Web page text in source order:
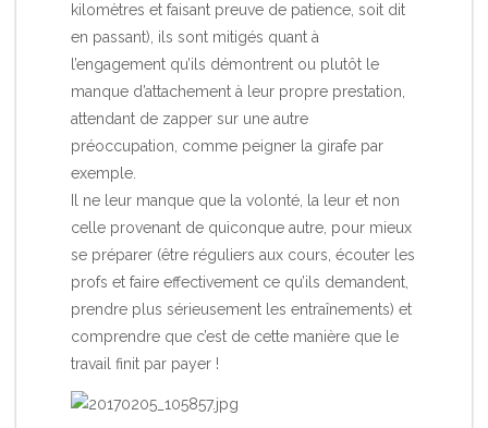
kilomètres et faisant preuve de patience, soit dit
en passant), ils sont mitigés quant à
l’engagement qu’ils démontrent ou plutôt le
manque d’attachement à leur propre prestation,
attendant de zapper sur une autre
préoccupation, comme peigner la girafe par
exemple.
Il ne leur manque que la volonté, la leur et non
celle provenant de quiconque autre, pour mieux
se préparer (être réguliers aux cours, écouter les
profs et faire effectivement ce qu’ils demandent,
prendre plus sérieusement les entraînements) et
comprendre que c’est de cette manière que le
travail finit par payer !